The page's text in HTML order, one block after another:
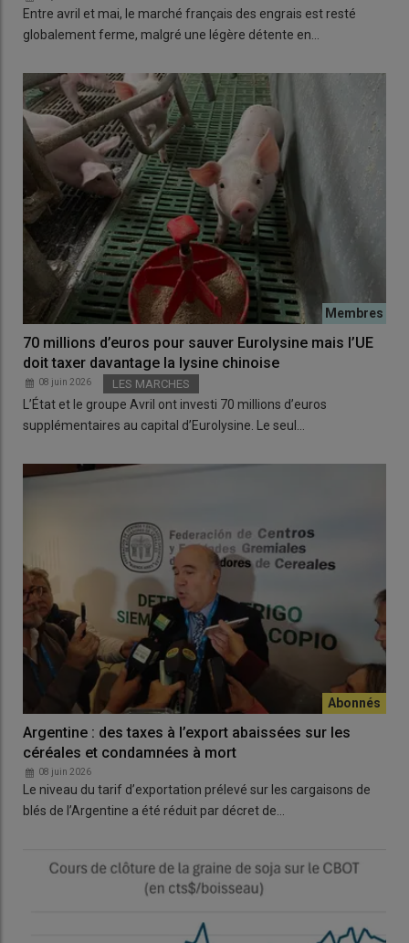
Entre avril et mai, le marché français des engrais est resté
globalement ferme, malgré une légère détente en…
70 millions d’euros pour sauver Eurolysine mais l’UE
doit taxer davantage la lysine chinoise
08 juin 2026 LES MARCHES
L’État et le groupe Avril ont investi 70 millions d’euros
supplémentaires au capital d’Eurolysine. Le seul…
Argentine : des taxes à l’export abaissées sur les
céréales et condamnées à mort
08 juin 2026
Le niveau du tarif d’exportation prélevé sur les cargaisons de
blés de l’Argentine a été réduit par décret de…